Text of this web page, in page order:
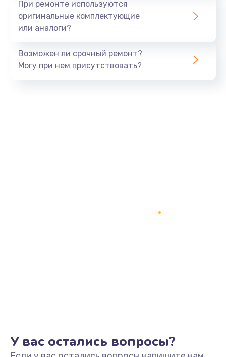
При ремонте используются
оригинальные комплектующие
или аналоги?
Возможен ли срочный ремонт?
Могу при нем присутствовать?
У вас остались вопросы?